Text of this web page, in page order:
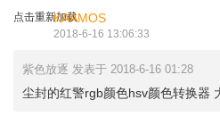
点击重新加载KAAMOS
2018-6-16 13:06:33
紫色放逐 发表于 2018-6-16 01:28
尘封的红警rgb颜色hsv颜色转换器